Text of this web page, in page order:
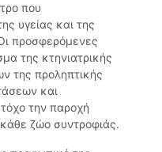
που
υγείας και της
προσφερόμενες
της κτηνιατρικής
της προληπτικής
και
την παροχή
ζώο συντροφιάς.